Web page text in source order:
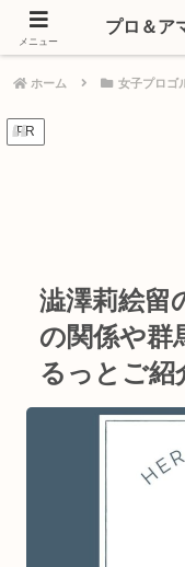
プロもアマも
ホーム 女子プロゴ
PR
澁澤莉絵留
の関係や群
るっとご紹
メニュー
プロ＆ア